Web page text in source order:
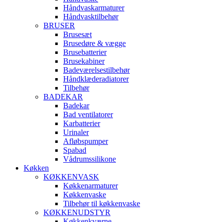
Håndvaskarmaturer
Håndvasktilbehør
BRUSER
Brusesæt
Brusedøre & vægge
Brusebatterier
Brusekabiner
Badeværelsestilbehør
Håndklæderadiatorer
Tilbehør
BADEKAR
Badekar
Bad ventilatorer
Karbatterier
Urinaler
Afløbspumper
Spabad
Vådrumssilikone
Køkken
KØKKENVASK
Køkkenarmaturer
Køkkenvaske
Tilbehør til køkkenvaske
KØKKENUDSTYR